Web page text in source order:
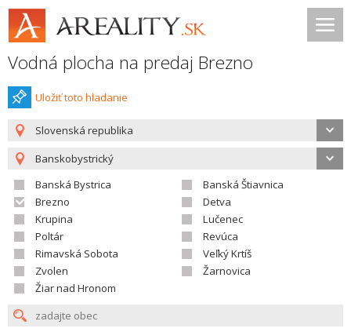
Vodná plocha na predaj Brezno
Uložiť toto hladanie
Slovenská republika
Banskobystrický
Banská Bystrica
Banská Štiavnica
Brezno
Detva
Krupina
Lučenec
Poltár
Revúca
Rimavská Sobota
Veľký Krtíš
Zvolen
Žarnovica
Žiar nad Hronom